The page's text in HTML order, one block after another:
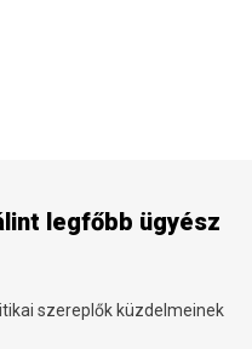
legfőbb ügyész
szereplők küzdelmeinek